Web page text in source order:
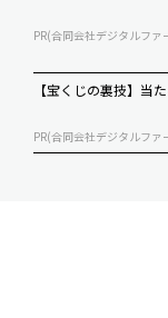
PR(合同会社デジタルファ
【宝くじの裏技】当
PR(合同会社デジタルファ